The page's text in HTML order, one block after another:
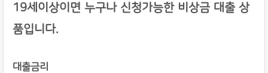
19세이상이면 누구나 신청가능한 비상금 대출 상
품입니다.
대출금리